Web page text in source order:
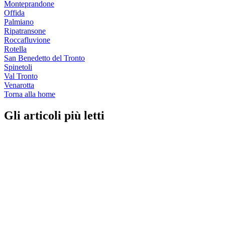
Monteprandone
Offida
Palmiano
Ripatransone
Roccafluvione
Rotella
San Benedetto del Tronto
Spinetoli
Val Tronto
Venarotta
Torna alla home
Gli articoli più letti